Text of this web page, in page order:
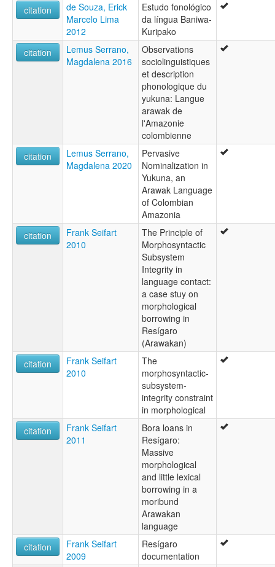
citation
de Souza, Erick
Marcelo Lima
2012
Estudo fonológico
da língua Baniwa-
Kuripako
citation
Lemus Serrano,
Magdalena 2016
Observations
sociolinguistiques
et description
phonologique du
yukuna: Langue
arawak de
l'Amazonie
colombienne
citation
Lemus Serrano,
Magdalena 2020
Pervasive
Nominalization in
Yukuna, an
Arawak Language
of Colombian
Amazonia
citation
Frank Seifart
2010
The Principle of
Morphosyntactic
Subsystem
Integrity in
language contact:
a case stuy on
morphological
borrowing in
Resígaro
(Arawakan)
citation
Frank Seifart
2010
The
morphosyntactic-
subsystem-
integrity constraint
in morphological
citation
Frank Seifart
2011
Bora loans in
Resígaro:
Massive
morphological
and little lexical
borrowing in a
moribund
Arawakan
language
citation
Frank Seifart
2009
Resígaro
documentation